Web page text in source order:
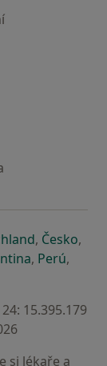
stránka
záložce
v nové záložce
se otevře v
, Českose
,
záložce
v nové
se otevře v
, Perúse
,
15.395.179
si lékaře a